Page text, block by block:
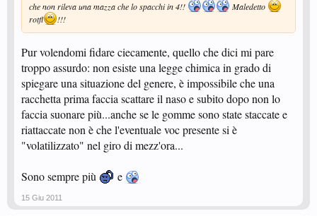
che non rileva una mazza che lo spacchi in 4!!
Maledetto
rotfl
!!!
Pur volendomi fidare ciecamente, quello che dici mi pare
troppo assurdo: non esiste una legge chimica in grado di
spiegare una situazione del genere, è impossibile che una
racchetta prima faccia scattare il naso e subito dopo non lo
faccia suonare più...anche se le gomme sono state staccate e
riattaccate non è che l'eventuale voc presente si è
"volatilizzato" nel giro di mezz'ora...
Sono sempre più e
15 Giu 2011